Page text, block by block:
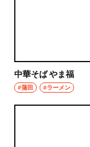
高崎
埼玉県
ランチ
カレー
中華そば やま福
#蒲田 #ラーメン